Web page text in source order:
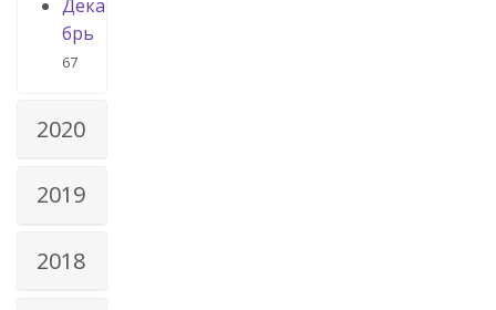
Дека
брь
67
2020
2019
2018